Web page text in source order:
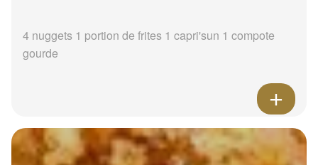
4 nuggets 1 portion de frites 1 capri'sun 1 compote
gourde